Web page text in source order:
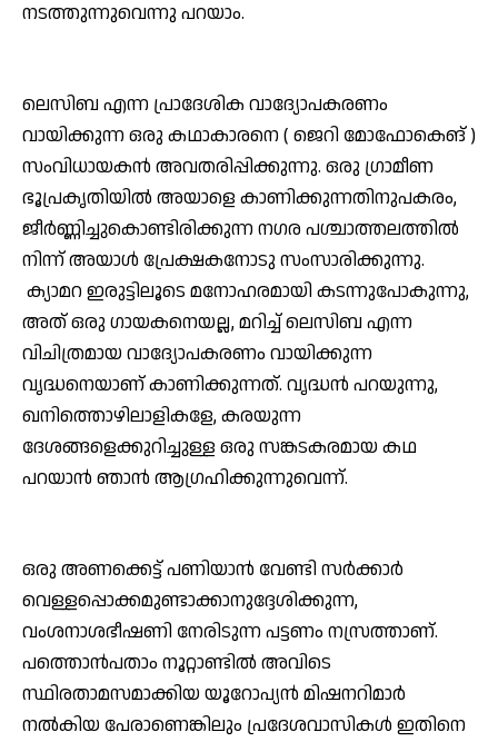
നടത്തുന്നുവെന്നു പറയാം.
ലെസിബ എന്ന പ്രാദേശിക വാദ്യോപകരണം
വായിക്കുന്ന ഒരു കഥാകാരനെ ( ജെറി മോഫോകെങ് )
സംവിധായകന്‍ അവതരിപ്പിക്കുന്നു. ഒരു ഗ്രാമീണ
ഭൂപ്രകൃതിയില്‍ അയാളെ കാണിക്കുന്നതിനുപകരം,
ജീര്‍ണ്ണിച്ചുകൊണ്ടിരിക്കുന്ന നഗര പശ്ചാത്തലത്തില്‍
നിന്ന് അയാള്‍ പ്രേക്ഷകനോടു സംസാരിക്കുന്നു.
ക്യാമറ ഇരുട്ടിലൂടെ മനോഹരമായി കടന്നുപോകുന്നു,
അത് ഒരു ഗായകനെയല്ല, മറിച്ച് ലെസിബ എന്ന
വിചിത്രമായ വാദ്യോപകരണം വായിക്കുന്ന
വൃദ്ധനെയാണ് കാണിക്കുന്നത്. വൃദ്ധന്‍ പറയുന്നു,
ഖനിത്തൊഴിലാളികളേ, കരയുന്ന
ദേശങ്ങളെക്കുറിച്ചുള്ള ഒരു സങ്കടകരമായ കഥ
പറയാന്‍ ഞാന്‍ ആഗ്രഹിക്കുന്നുവെന്ന്.
ഒരു അണക്കെട്ട് പണിയാന്‍ വേണ്ടി സര്‍ക്കാര്‍
വെള്ളപ്പൊക്കമുണ്ടാക്കാനുദ്ദേശിക്കുന്ന,
വംശനാശഭീഷണി നേരിടുന്ന പട്ടണം നസ്രത്താണ്.
പത്തൊന്‍പതാം നൂറ്റാണ്ടില്‍ അവിടെ
സ്ഥിരതാമസമാക്കിയ യൂറോപ്യന്‍ മിഷനറിമാര്‍
നല്‍കിയ പേരാണെങ്കിലും പ്രദേശവാസികള്‍ ഇതിനെ